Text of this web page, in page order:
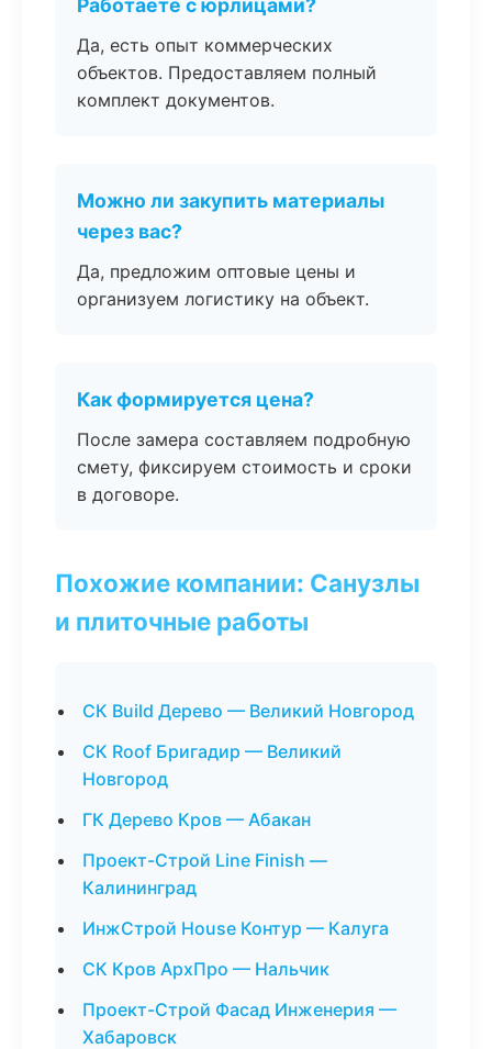
Работаете с юрлицами?
Да, есть опыт коммерческих
объектов. Предоставляем полный
комплект документов.
Можно ли закупить материалы
через вас?
Да, предложим оптовые цены и
организуем логистику на объект.
Как формируется цена?
После замера составляем подробную
смету, фиксируем стоимость и сроки
в договоре.
Похожие компании: Санузлы
и плиточные работы
СК Build Дерево — Великий Новгород
СК Roof Бригадир — Великий
Новгород
ГК Дерево Кров — Абакан
Проект-Строй Line Finish —
Калининград
ИнжСтрой House Контур — Калуга
СК Кров АрхПро — Нальчик
Проект-Строй Фасад Инженерия —
Хабаровск